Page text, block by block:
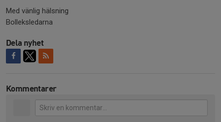
Med vänlig hälsning
Bolleksledarna
Dela nyhet
Kommentarer